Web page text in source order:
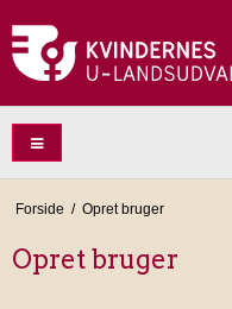
Forside / Opret bruger
Opret bruger